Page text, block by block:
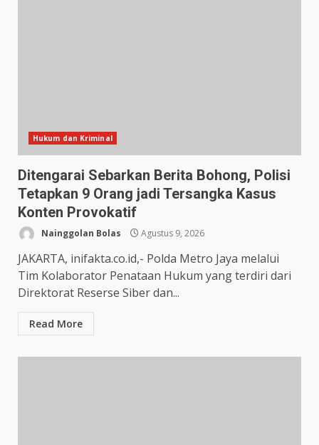
Hukum dan Kriminal
Ditengarai Sebarkan Berita Bohong, Polisi
Tetapkan 9 Orang jadi Tersangka Kasus
Konten Provokatif
Nainggolan Bolas Agustus 9, 2026
JAKARTA, inifakta.co.id,- Polda Metro Jaya melalui
Tim Kolaborator Penataan Hukum yang terdiri dari
Direktorat Reserse Siber dan...
Read More